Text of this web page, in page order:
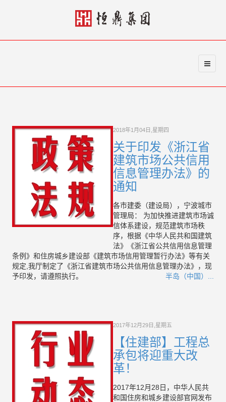
2018年1月04日,星期四
关于印发《浙江省
建筑市场公共信用
信息管理办法》的
通知
各市建委（建设局），宁波城市
管理局： 为加快推进建筑市场诚
信体系建设，规范建筑市场秩
序，根据《中华人民共和国建筑
法》《浙江省公共信用信息管理
条例》和住房城乡建设部《建筑市场信用管理暂行办法》等有关
规定,我厅制定了《浙江省建筑市场公共信用信息管理办法》，现
予印发，请遵照执行。
半岛（中国）...
2017年12月29日,星期五
【住建部】工程总
承包将迎重大改
革！
2017年12月28日，中华人民共
和国住房和城乡建设部官网发布